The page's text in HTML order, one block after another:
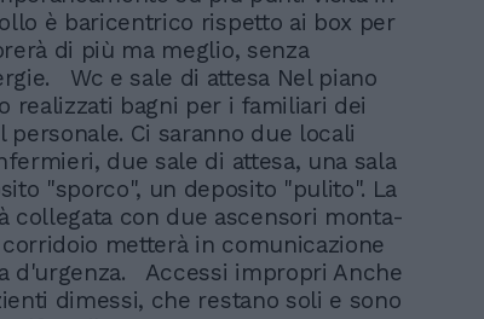
è baricentrico rispetto ai box per
di più ma meglio, senza
Wc e sale di attesa Nel piano
realizzati bagni per i familiari dei
personale. Ci saranno due locali
due sale di attesa, una sala
"sporco", un deposito "pulito". La
collegata con due ascensori monta-
metterà in comunicazione
d'urgenza. Accessi impropri Anche
dimessi, che restano soli e sono